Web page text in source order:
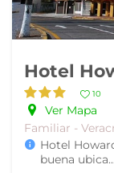
Hotel
10
Ver Mapa
Familiar -
Hotel
buena ubica...